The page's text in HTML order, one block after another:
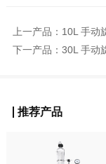
上一产品： 10L 手动
下一产品： 30L 手动
推荐产品